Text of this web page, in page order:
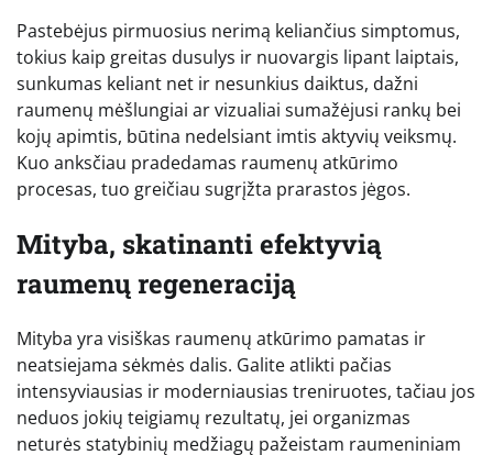
Pastebėjus pirmuosius nerimą keliančius simptomus,
tokius kaip greitas dusulys ir nuovargis lipant laiptais,
sunkumas keliant net ir nesunkius daiktus, dažni
raumenų mėšlungiai ar vizualiai sumažėjusi rankų bei
kojų apimtis, būtina nedelsiant imtis aktyvių veiksmų.
Kuo anksčiau pradedamas raumenų atkūrimo
procesas, tuo greičiau sugrįžta prarastos jėgos.
Mityba, skatinanti efektyvią
raumenų regeneraciją
Mityba yra visiškas raumenų atkūrimo pamatas ir
neatsiejama sėkmės dalis. Galite atlikti pačias
intensyviausias ir moderniausias treniruotes, tačiau jos
neduos jokių teigiamų rezultatų, jei organizmas
neturės statybinių medžiagų pažeistam raumeniniam